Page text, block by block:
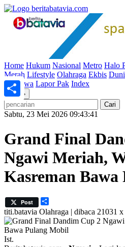
Home Hukum Nasional Metro Halo
Merah Lifestyle Olahraga Ekbis
Peristiwa Lapor Pak Index
»
Sabtu, 23 Mei 2026 09:43:41
Grand Final
Ngawi Meriah,
Kasreman
Post
titi.batavia Olahraga | dibaca 21031 x
Ist.
Share